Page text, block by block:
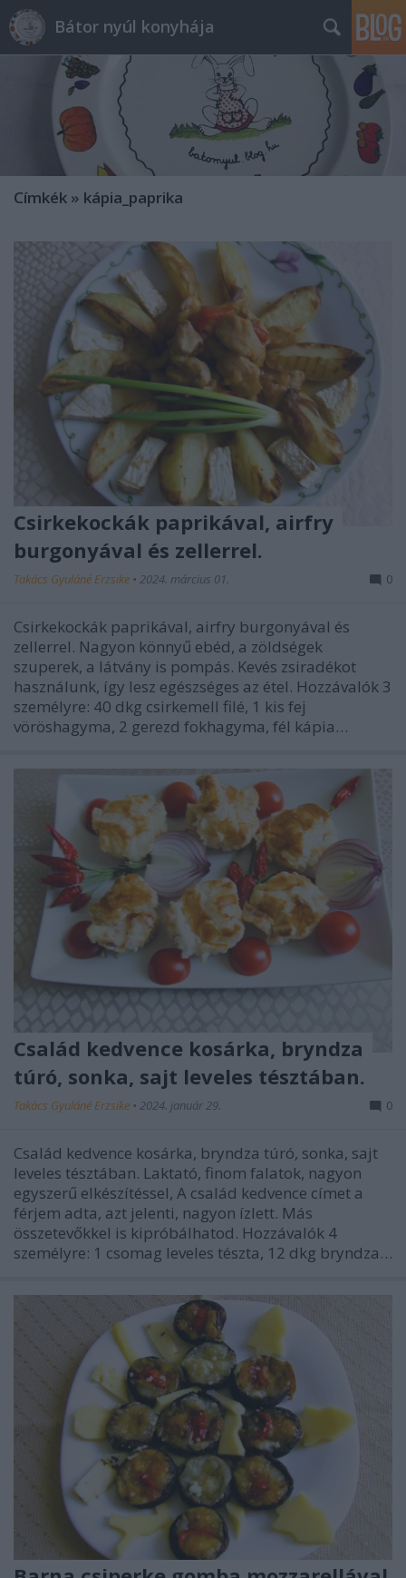
Bátor nyúl konyhája
Címkék » kápia_paprika
Csirkekockák paprikával, airfry
burgonyával és zellerrel.
Takács Gyuláné Erzsike • 2024. március 01. 0
Csirkekockák paprikával, airfry burgonyával és
zellerrel. Nagyon könnyű ebéd, a zöldségek
szuperek, a látvány is pompás. Kevés zsiradékot
használunk, így lesz egészséges az étel. Hozzávalók 3
személyre: 40 dkg csirkemell filé, 1 kis fej
vöröshagyma, 2 gerezd fokhagyma, fél kápia…
Család kedvence kosárka, bryndza
túró, sonka, sajt leveles tésztában.
Takács Gyuláné Erzsike • 2024. január 29. 0
Család kedvence kosárka, bryndza túró, sonka, sajt
leveles tésztában. Laktató, finom falatok, nagyon
egyszerű elkészítéssel, A család kedvence címet a
férjem adta, azt jelenti, nagyon ízlett. Más
összetevőkkel is kipróbálhatod. Hozzávalók 4
személyre: 1 csomag leveles tészta, 12 dkg bryndza…